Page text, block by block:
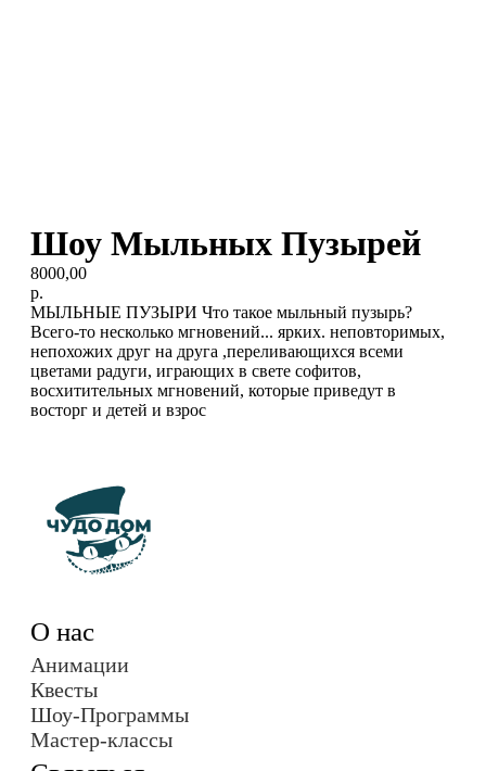
Шоу Мыльных Пузырей
8000,00
р.
МЫЛЬНЫЕ ПУЗЫРИ Что такое мыльный пузырь?
Всего-то несколько мгновений... ярких. неповторимых,
непохожих друг на друга ,переливающихся всеми
цветами радуги, играющих в свете софитов,
восхитительных мгновений, которые приведут в
восторг и детей и взрос
О нас
Анимации
Квесты
Шоу-Программы
Мастер-классы